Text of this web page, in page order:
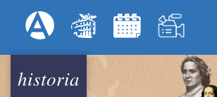
al
principal
Menú Superior
historia